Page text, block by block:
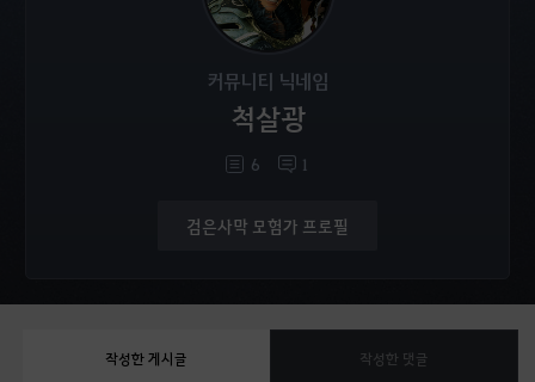
커뮤니티 닉네임
척살광
6 1
검은사막 모험가 프로필
작성한 게시글 작성한 댓글